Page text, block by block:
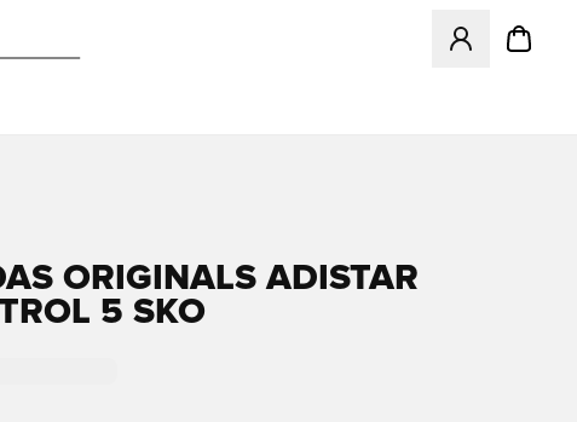
Åbner en
ORIGINALS ADISTAR
5 SKO